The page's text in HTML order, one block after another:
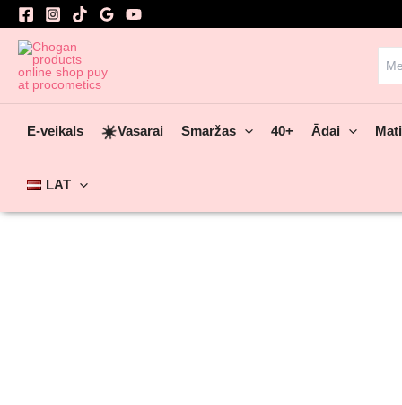
Skip
to
content
for:
E-veikals ☀️Vasarai Smaržas 40+ Ādai
LAT